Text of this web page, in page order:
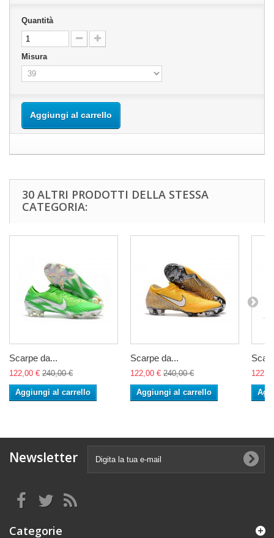
Quantità
Misura
Aggiungi al carrello
30 ALTRI PRODOTTI DELLA STESSA
CATEGORIA:
Scarpe da...
122,00 € 240,00 €
Aggiungi al carrello
Scarpe da...
122,00 € 240,00 €
Aggiungi al carrello
Newsletter
Categorie